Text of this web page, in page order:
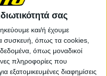
σας
και/ή έχουμε
συσκευή, όπως τα cookies,
όπως μοναδικοί
πληροφορίες που
εξατομικευμένες διαφημίσεις